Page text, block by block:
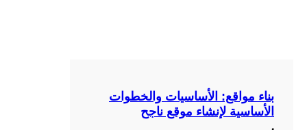
بناء مواقع: الأساسيات والخطوات
الأساسية لإنشاء موقع ناجح